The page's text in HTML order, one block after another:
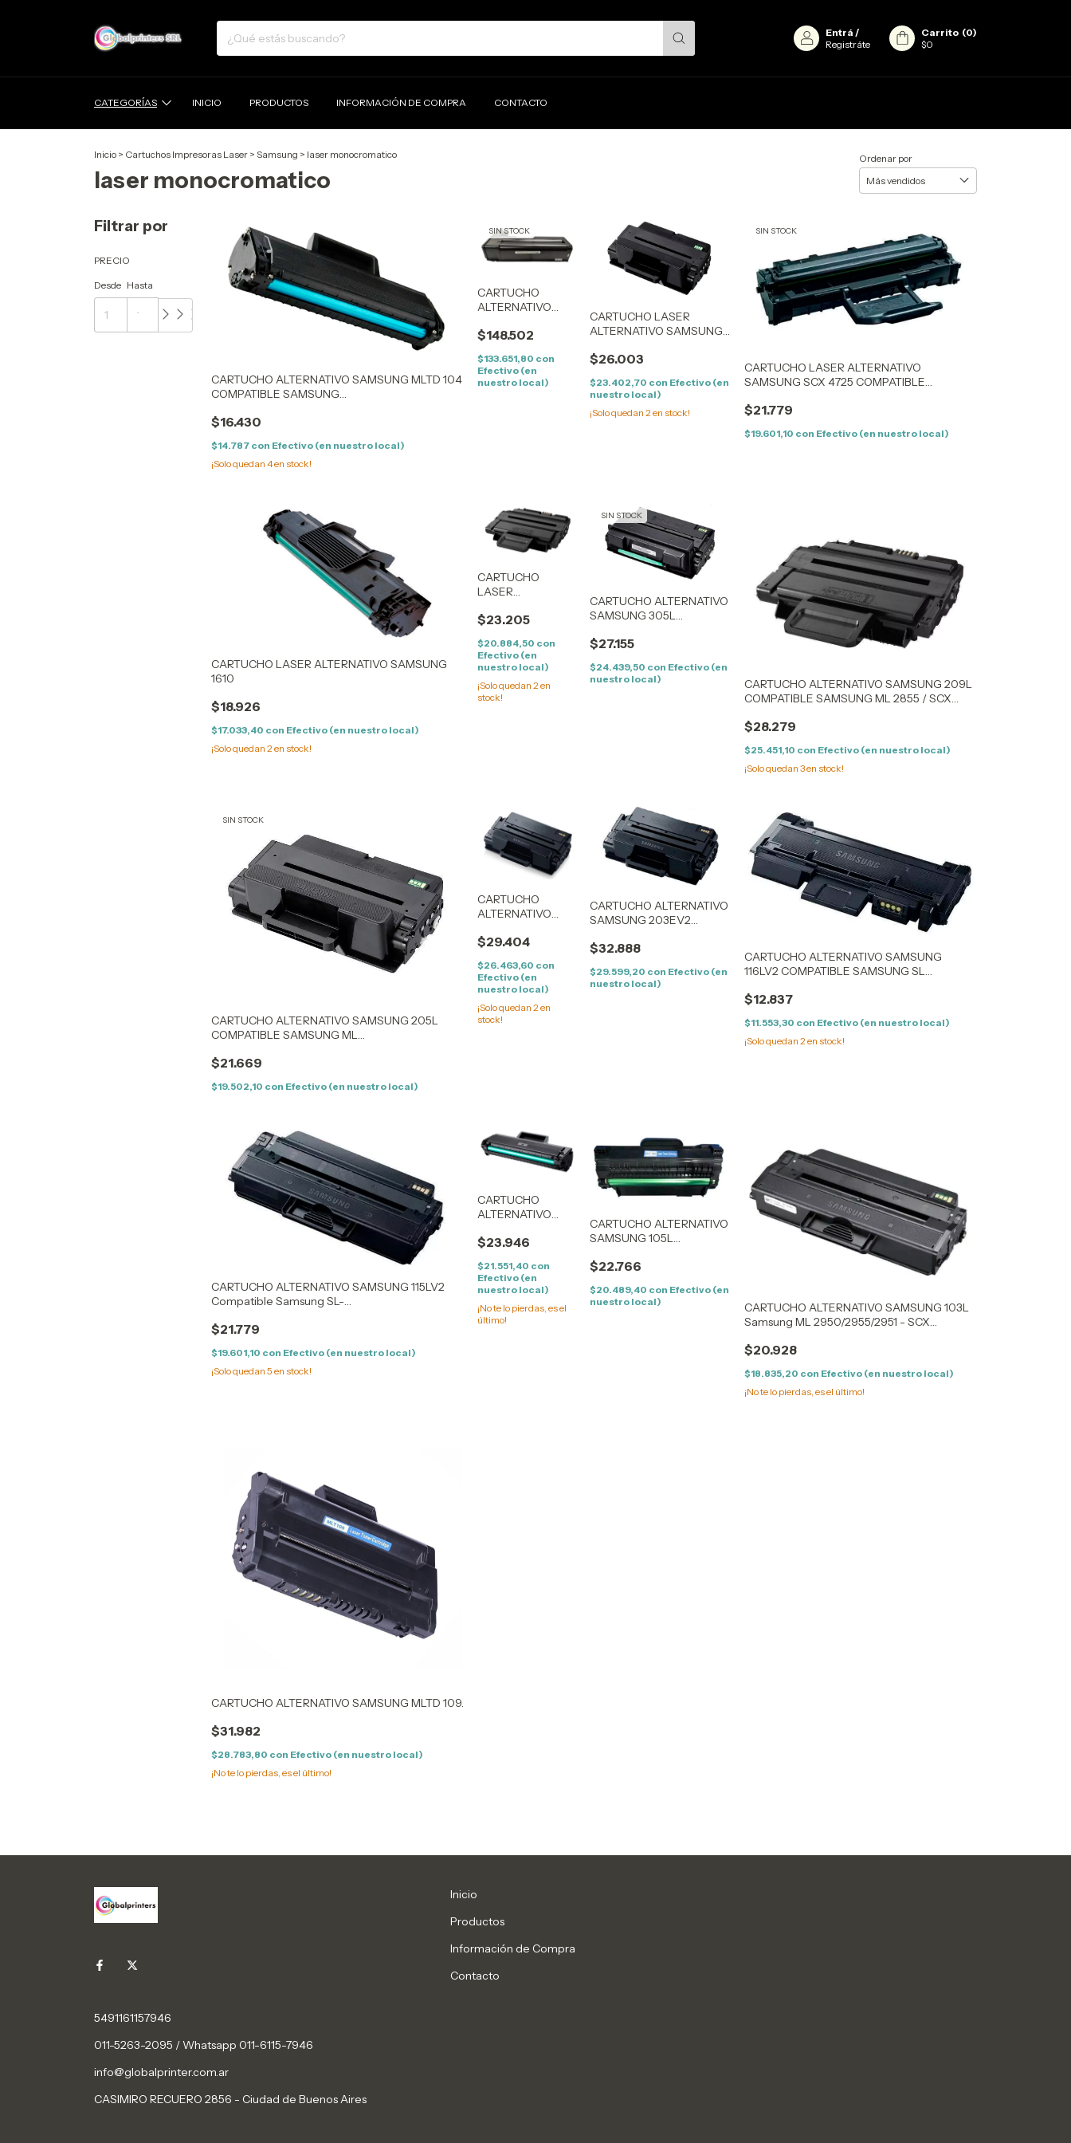
Entrá /
Registráte
Carrito (0)
$0
CATEGORÍAS INICIO PRODUCTOS INFORMACIÓN DE COMPRA CONTACTO
Inicio > Cartuchos Impresoras Laser > Samsung > laser monocromatico
laser monocromatico
Ordenar por
Filtrar por
PRECIO
Desde Hasta
CARTUCHO ALTERNATIVO SAMSUNG MLTD 104
COMPATIBLE SAMSUNG
$16.430
$14.787 con Efectivo (en nuestro local)
¡Solo quedan 4en stock!
SIN STOCK
CARTUCHO
ALTERNATIVO
D358S M5370
$148.502
$133.651,80 con
Efectivo (en
nuestro local)
CARTUCHO LASER
ALTERNATIVO SAMSUNG
COMPATIBLE Samsung
M4030ND
$26.003
$23.402,70 con Efectivo (en
nuestro local)
¡Solo quedan 2 en stock!
SIN STOCK
CARTUCHO LASER ALTERNATIVO
SAMSUNG SCX 4725 COMPATIBLE
$21.779
$19.601,10 con Efectivo (en nuestro local)
CARTUCHO LASER ALTERNATIVO SAMSUNG
1610
$18.926
$17.033,40 con Efectivo (en nuestro local)
¡Solo quedan 2 en stock!
CARTUCHO
LASER
SAMSUNG ML
SAMSUNG ML
2850 / 2851 (5K)
$23.205
$20.884,50 con
Efectivo (en
nuestro local)
¡Solo quedan 2en
stock!
SIN STOCK
CARTUCHO ALTERNATIVO
SAMSUNG 305L
ML 3750/3752/3753
$27.155
$24.439,50 con Efectivo (en
nuestro local)
CARTUCHO ALTERNATIVO SAMSUNG 209L
COMPATIBLE SAMSUNG ML 2855 / SCX
$28.279
$25.451,10 con Efectivo (en nuestro local)
¡Solo quedan 3en stock!
SIN STOCK
CARTUCHO ALTERNATIVO SAMSUNG 205L
COMPATIBLE SAMSUNG ML
5739/5639/5737
$21.669
$19.502,10 con Efectivo (en nuestro local)
CARTUCHO
ALTERNATIVO
203UV2
SAMSUNG SL-
M4020/4070/4072
$29.404
$26.463,60 con
Efectivo (en
nuestro local)
¡Solo quedan 2en
stock!
CARTUCHO ALTERNATIVO
SAMSUNG 203EV2
PROXPRESS SL-
$32.888
$29.599,20 con Efectivo (en
nuestro local)
CARTUCHO ALTERNATIVO SAMSUNG
116LV2 COMPATIBLE SAMSUNG SL
$12.837
$11.553,30 con Efectivo (en nuestro local)
¡Solo quedan 2 en stock!
CARTUCHO ALTERNATIVO SAMSUNG 115LV2
Compatible Samsung SL-
$21.779
$19.601,10 con Efectivo (en nuestro local)
¡Solo quedan 5 en stock!
CARTUCHO
ALTERNATIVO
Compatible
1641, 2241, 2240
$23.946
$21.551,40 con
Efectivo (en
nuestro local)
¡No te lo pierdas, es el
último!
CARTUCHO ALTERNATIVO
SAMSUNG 105L
ML1910, 1915, 2525, 2580,
$22.766
$20.489,40 con Efectivo (en
nuestro local)
CARTUCHO ALTERNATIVO SAMSUNG 103L
Samsung ML 2950/2955/2951 - SCX
$20.928
$18.835,20 con Efectivo (en nuestro local)
¡No te lo pierdas, es el último!
CARTUCHO ALTERNATIVO SAMSUNG MLTD 109.
$31.982
$28.783,80 con Efectivo (en nuestro local)
¡No te lo pierdas, es el último!
5491161157946
011-5263-2095 / Whatsapp 011-6115-7946
info@globalprinter.com.ar
CASIMIRO RECUERO 2856 - Ciudad de Buenos Aires
Inicio
Productos
Información de Compra
Contacto